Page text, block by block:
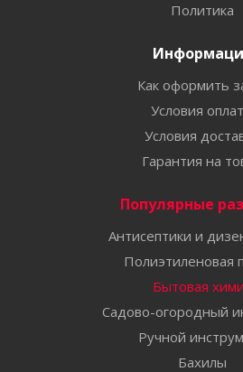
Политика
Как оформить
Условия
Условия
Гарантия на
Популярные
Антисептики и
Полиэтиленовая
Бытовая
Садово-огородный
Ручной
Бахилы